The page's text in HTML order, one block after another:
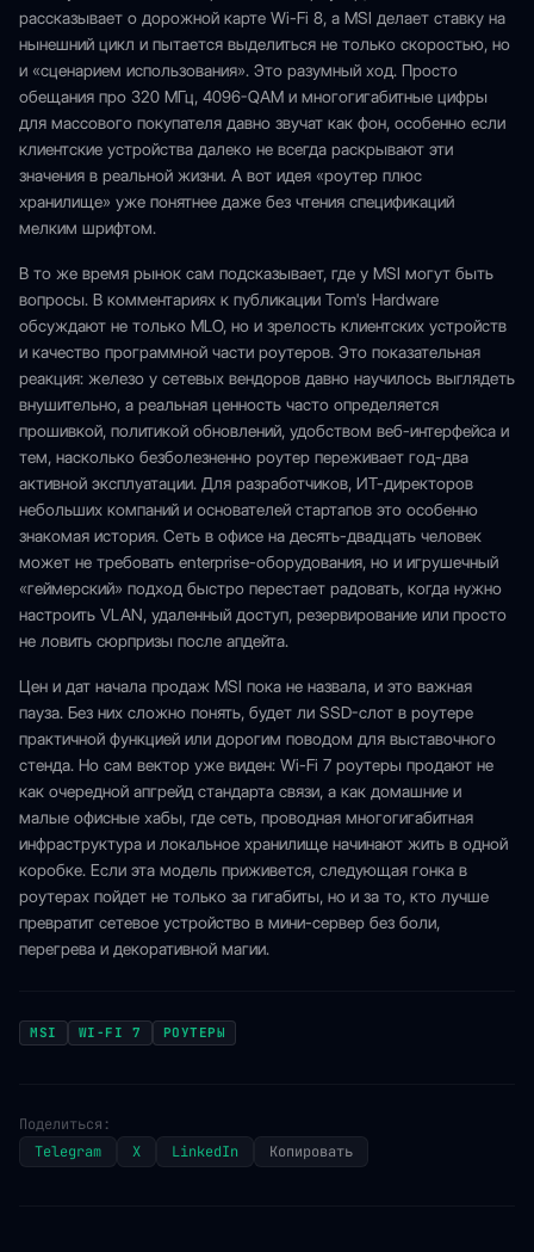
рассказывает о дорожной карте Wi-Fi 8, а MSI делает ставку на
нынешний цикл и пытается выделиться не только скоростью, но
и «сценарием использования». Это разумный ход. Просто
обещания про 320 МГц, 4096-QAM и многогигабитные цифры
для массового покупателя давно звучат как фон, особенно если
клиентские устройства далеко не всегда раскрывают эти
значения в реальной жизни. А вот идея «роутер плюс
хранилище» уже понятнее даже без чтения спецификаций
мелким шрифтом.
В то же время рынок сам подсказывает, где у MSI могут быть
вопросы. В комментариях к публикации Tom's Hardware
обсуждают не только MLO, но и зрелость клиентских устройств
и качество программной части роутеров. Это показательная
реакция: железо у сетевых вендоров давно научилось выглядеть
внушительно, а реальная ценность часто определяется
прошивкой, политикой обновлений, удобством веб-интерфейса и
тем, насколько безболезненно роутер переживает год-два
активной эксплуатации. Для разработчиков, ИТ-директоров
небольших компаний и основателей стартапов это особенно
знакомая история. Сеть в офисе на десять-двадцать человек
может не требовать enterprise-оборудования, но и игрушечный
«геймерский» подход быстро перестает радовать, когда нужно
настроить VLAN, удаленный доступ, резервирование или просто
не ловить сюрпризы после апдейта.
Цен и дат начала продаж MSI пока не назвала, и это важная
пауза. Без них сложно понять, будет ли SSD-слот в роутере
практичной функцией или дорогим поводом для выставочного
стенда. Но сам вектор уже виден: Wi-Fi 7 роутеры продают не
как очередной апгрейд стандарта связи, а как домашние и
малые офисные хабы, где сеть, проводная многогигабитная
инфраструктура и локальное хранилище начинают жить в одной
коробке. Если эта модель приживется, следующая гонка в
роутерах пойдет не только за гигабиты, но и за то, кто лучше
превратит сетевое устройство в мини-сервер без боли,
перегрева и декоративной магии.
MSI WI-FI 7 РОУТЕРЫ
Поделиться:
Telegram
X LinkedIn Копировать